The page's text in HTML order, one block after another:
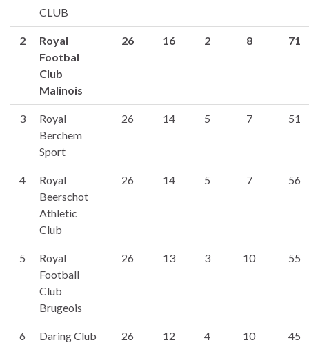
CLUB
2
Royal
Footbal
Club
Malinois
26 16 2 8 71
3
Royal
Berchem
Sport
26 14 5 7 51
4
Royal
Beerschot
Athletic
Club
26 14 5 7 56
5
Royal
Football
Club
Brugeois
26 13 3 10 55
6
Daring Club
26 12 4 10 45